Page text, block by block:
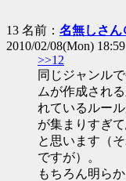
13 名前： 名無しさん
2010/02/08(Mon) 18:59
>>12
同じジャンル
ムが作成され
れているルー
が集まりすぎ
と思います（
ですが）。
もちろん明ら